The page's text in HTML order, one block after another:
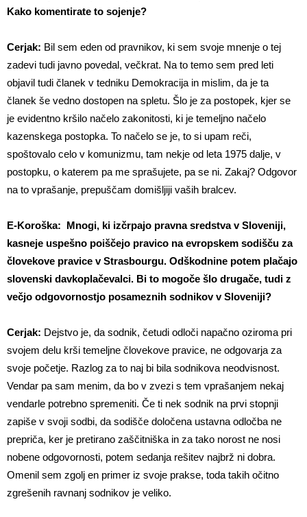
Kako komentirate to sojenje?
Cerjak: Bil sem eden od pravnikov, ki sem svoje mnenje o tej
zadevi tudi javno povedal, večkrat. Na to temo sem pred leti
objavil tudi članek v tedniku Demokracija in mislim, da je ta
članek še vedno dostopen na spletu. Šlo je za postopek, kjer se
je evidentno kršilo načelo zakonitosti, ki je temeljno načelo
kazenskega postopka. To načelo se je, to si upam reči,
spoštovalo celo v komunizmu, tam nekje od leta 1975 dalje, v
postopku, o katerem pa me sprašujete, pa se ni. Zakaj? Odgovor
na to vprašanje, prepuščam domišljiji vaših bralcev.
E-Koroška: Mnogi, ki izčrpajo pravna sredstva v Sloveniji,
kasneje uspešno poiščejo pravico na evropskem sodišču za
človekove pravice v Strasbourgu. Odškodnine potem plačajo
slovenski davkoplačevalci. Bi to mogoče šlo drugače, tudi z
večjo odgovornostjo posameznih sodnikov v Sloveniji?
Cerjak: Dejstvo je, da sodnik, četudi odloči napačno oziroma pri
svojem delu krši temeljne človekove pravice, ne odgovarja za
svoje početje. Razlog za to naj bi bila sodnikova neodvisnost.
Vendar pa sam menim, da bo v zvezi s tem vprašanjem nekaj
vendarle potrebno spremeniti. Če ti nek sodnik na prvi stopnji
zapiše v svoji sodbi, da sodišče določena ustavna odločba ne
prepriča, ker je pretirano zaščitniška in za tako norost ne nosi
nobene odgovornosti, potem sedanja rešitev najbrž ni dobra.
Omenil sem zgolj en primer iz svoje prakse, toda takih očitno
zgrešenih ravnanj sodnikov je veliko.